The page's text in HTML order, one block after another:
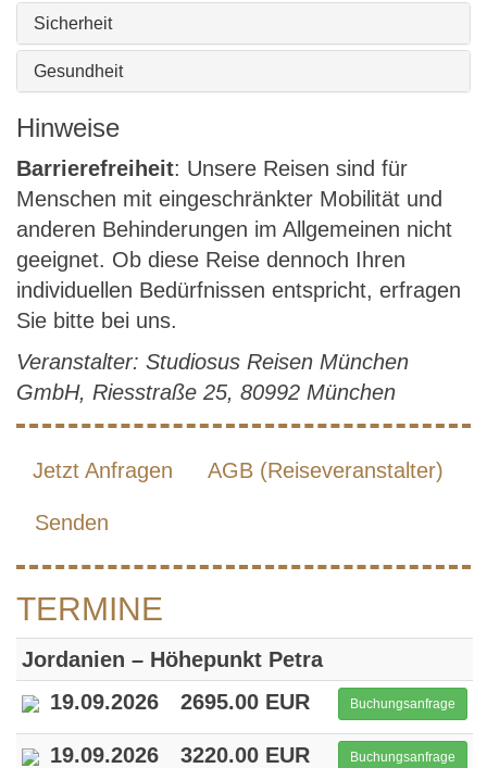
Sicherheit
Gesundheit
Hinweise
Barrierefreiheit: Unsere Reisen sind für
Menschen mit eingeschränkter Mobilität und
anderen Behinderungen im Allgemeinen nicht
geeignet. Ob diese Reise dennoch Ihren
individuellen Bedürfnissen entspricht, erfragen
Sie bitte bei uns.
Veranstalter: Studiosus Reisen München
GmbH, Riesstraße 25, 80992 München
Jetzt Anfragen AGB (Reiseveranstalter)
Senden
TERMINE
Jordanien – Höhepunkt Petra
19.09.2026
2695.00 EUR Buchungsanfrage
19.09.2026 3220.00 EUR Buchungsanfrage